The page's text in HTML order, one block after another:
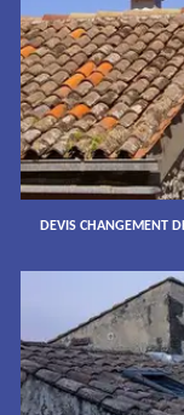
DEVIS CHANGEMENT